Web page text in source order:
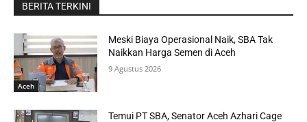
BERITA TERKINI
Aceh
Meski Biaya Operasional Naik, SBA Tak
Naikkan Harga Semen di Aceh
9 Agustus 2026
Temui PT SBA, Senator Aceh Azhari Cage